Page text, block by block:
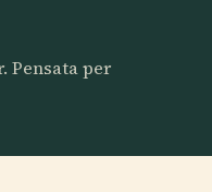
Pensata per